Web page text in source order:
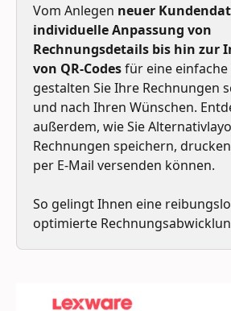
Vom Anlegen neuer
individuelle Anpassung von
Rechnungsdetails bis hin zur
von QR-Codes für eine einfache
gestalten Sie Ihre Rechnungen
und nach Ihren Wünschen.
außerdem, wie Sie
Rechnungen speichern,
per E-Mail versenden können.
So gelingt Ihnen eine
optimierte